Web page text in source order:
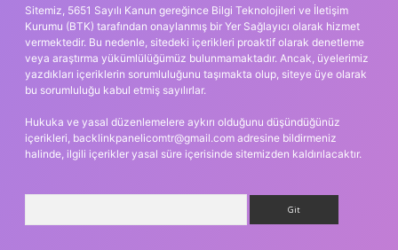
Sitemiz, 5651 Sayılı Kanun gereğince Bilgi Teknolojileri ve İletişim
Kurumu (BTK) tarafından onaylanmış bir Yer Sağlayıcı olarak hizmet
vermektedir. Bu nedenle, sitedeki içerikleri proaktif olarak denetleme
veya araştırma yükümlülüğümüz bulunmamaktadır. Ancak, üyelerimiz
yazdıkları içeriklerin sorumluluğunu taşımakta olup, siteye üye olarak
bu sorumluluğu kabul etmiş sayılırlar.
Hukuka ve yasal düzenlemelere aykırı olduğunu düşündüğünüz
içerikleri, backlinkpanelicomtr@gmail.com adresine bildirmeniz
halinde, ilgili içerikler yasal süre içerisinde sitemizden kaldırılacaktır.